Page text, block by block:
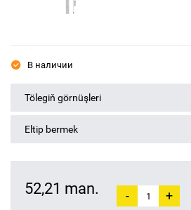
В наличии
Tölegiň görnüşleri
Eltip bermek
52,21 man. - +